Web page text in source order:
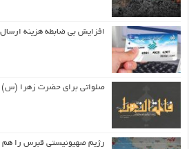
افزایش بی ضابطه هزینه
صلواتی برای حضرت زهرا (س)
رژیم صهیونیستی قبرس را هم